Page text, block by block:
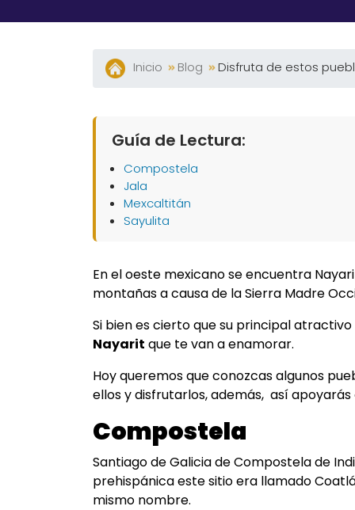
Inicio Blog Disfruta de estos
Guía de Lectura:
Compostela
Jala
Mexcaltitán
Sayulita
En el oeste mexicano se encuentra
montañas a causa de la Sierra Madre
Si bien es cierto que su principal
Nayarit que te van a enamorar.
Hoy queremos que conozcas algunos
ellos y disfrutarlos, además, así
Compostela
Santiago de Galicia de Compostela de
prehispánica este sitio era llamado
mismo nombre.